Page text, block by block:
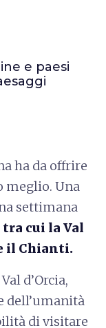
e paesi
ha da offrire
meglio. Una
settimana
cui la Val
il Chianti.
d’Orcia,
dell’umanità
di visitare